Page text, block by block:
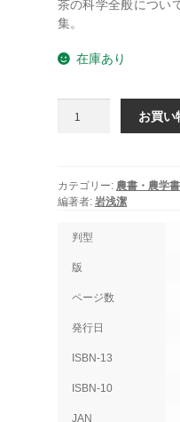
茶の科学全般につい
集。
在庫あり
と
利
お買い
カテゴリー: 農書・農学書
編著者: 岩浅潔
判型
版
ページ数
発行日
ISBN-13
ISBN-10
JAN